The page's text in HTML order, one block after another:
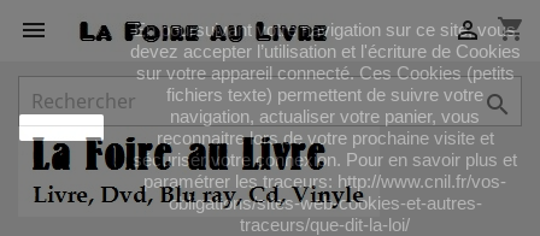
J'accepte
En poursuivant votre navigation sur ce site, vous
devez accepter l’utilisation et l'écriture de Cookies
sur votre appareil connecté. Ces Cookies (petits
fichiers texte) permettent de suivre votre
navigation, actualiser votre panier, vous
reconnaitre lors de votre prochaine visite et
sécuriser votre connexion. Pour en savoir plus et
paramétrer les traceurs: http://www.cnil.fr/vos-
obligations/sites-web-cookies-et-autres-
traceurs/que-dit-la-loi/
 shopping_cart

